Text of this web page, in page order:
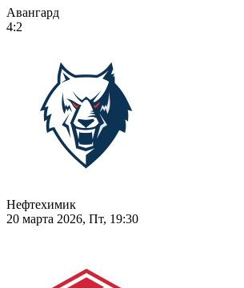
Авангард
4:2
Нефтехимик
20 марта 2026, Пт, 19:30